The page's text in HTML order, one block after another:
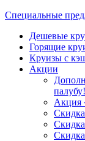
Специальные
Дешевые
Горящие
Круизы с
Акции
палубу!
Акция